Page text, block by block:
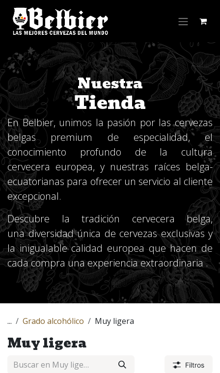
Ir al contenido
Nuestra
Tienda
En Belbier, unimos la pasión por las cervezas
belgas premium de especialidad, el
conocimiento profundo de la cultura
cervecera europea, y nuestras raíces belga-
ecuatorianas para ofrecer un servicio al cliente
excepcional.
Descubre la tradición cervecera belga,
una diversidad única de cervezas exclusivas y
la inigualable calidad europea que hacen de
cada compra una experiencia extraordinaria .
... Grado alcohólico Muy ligera
Muy ligera
Filtros